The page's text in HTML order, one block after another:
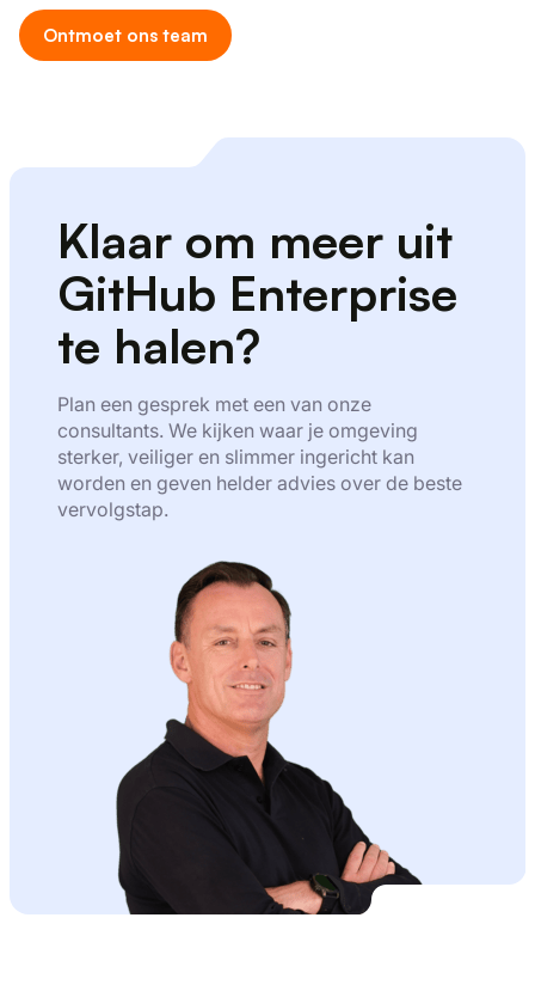
Ontmoet ons team
Klaar om meer uit
GitHub Enterprise
te halen?
Plan een gesprek met een van onze
consultants. We kijken waar je omgeving
sterker, veiliger en slimmer ingericht kan
worden en geven helder advies over de beste
vervolgstap.